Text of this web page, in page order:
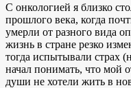
С онкологией я близко
прошлого века, когда
умерли от разного вида
жизнь в стране резко
тогда испытывали страх
начал понимать, что мой
души не хотели жить в